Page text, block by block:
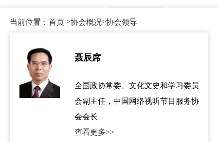
当前位置： 首页 >协会概况>协会领导
聂辰席
全国政协常委、文化文史和学习委员
会副主任，中国网络视听节目服务协
会会长
查看更多>>